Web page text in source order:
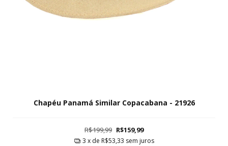
Chapéu Panamá Similar Copacabana - 21926
R$199,99 R$159,99
3 x de R$53,33 sem juros